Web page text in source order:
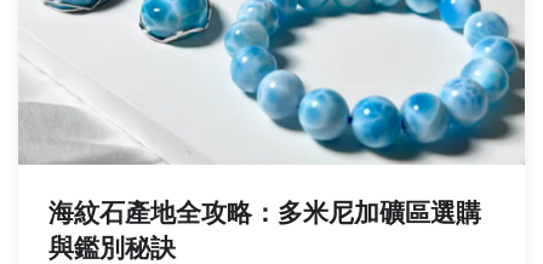
海紋石產地全攻略：多米尼加礦區選購
與鑑別秘訣